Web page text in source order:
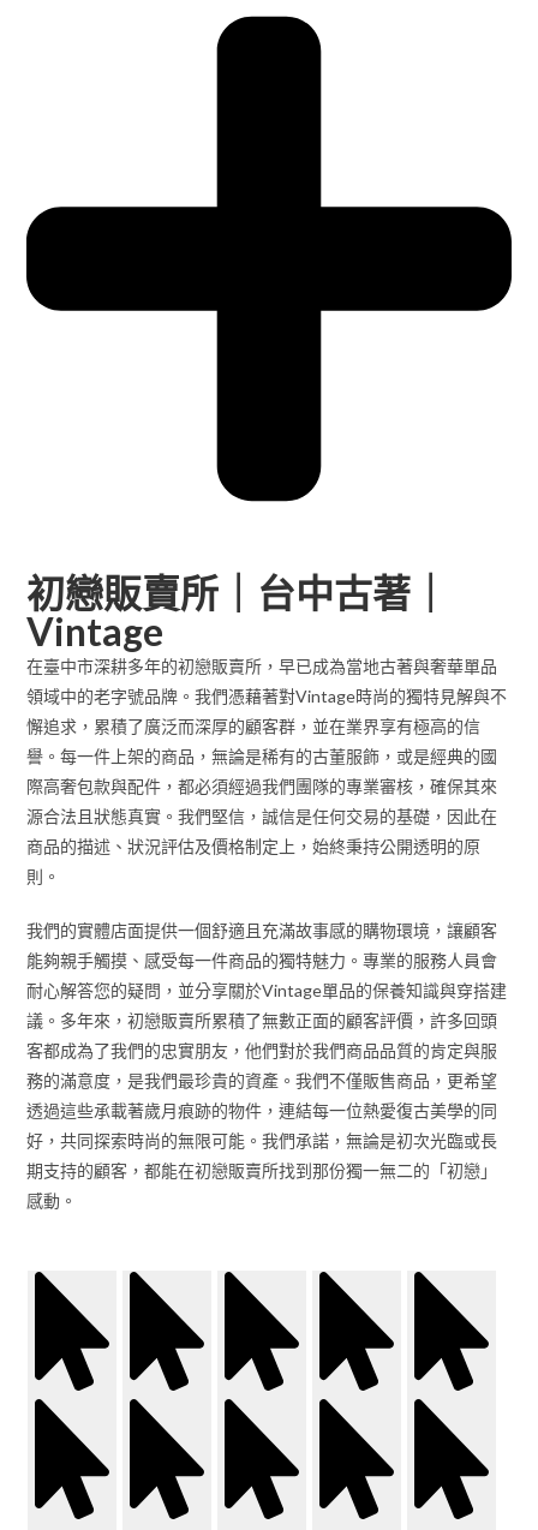
初戀販賣所｜台中古著｜
Vintage
在臺中市深耕多年的初戀販賣所，早已成為當地古著與奢華單品
領域中的老字號品牌。我們憑藉著對Vintage時尚的獨特見解與不
懈追求，累積了廣泛而深厚的顧客群，並在業界享有極高的信
譽。每一件上架的商品，無論是稀有的古董服飾，或是經典的國
際高奢包款與配件，都必須經過我們團隊的專業審核，確保其來
源合法且狀態真實。我們堅信，誠信是任何交易的基礎，因此在
商品的描述、狀況評估及價格制定上，始終秉持公開透明的原
則。
我們的實體店面提供一個舒適且充滿故事感的購物環境，讓顧客
能夠親手觸摸、感受每一件商品的獨特魅力。專業的服務人員會
耐心解答您的疑問，並分享關於Vintage單品的保養知識與穿搭建
議。多年來，初戀販賣所累積了無數正面的顧客評價，許多回頭
客都成為了我們的忠實朋友，他們對於我們商品品質的肯定與服
務的滿意度，是我們最珍貴的資產。我們不僅販售商品，更希望
透過這些承載著歲月痕跡的物件，連結每一位熱愛復古美學的同
好，共同探索時尚的無限可能。我們承諾，無論是初次光臨或長
期支持的顧客，都能在初戀販賣所找到那份獨一無二的「初戀」
感動。